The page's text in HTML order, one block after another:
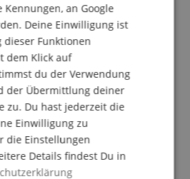
1
Kennungen, an Google
Deine Einwilligung ist
Funktionen
dem Klick auf
du der Verwendung
der Übermittlung deiner
zu. Du hast jederzeit die
Einwilligung zu
die Einstellungen
Details findest Du in